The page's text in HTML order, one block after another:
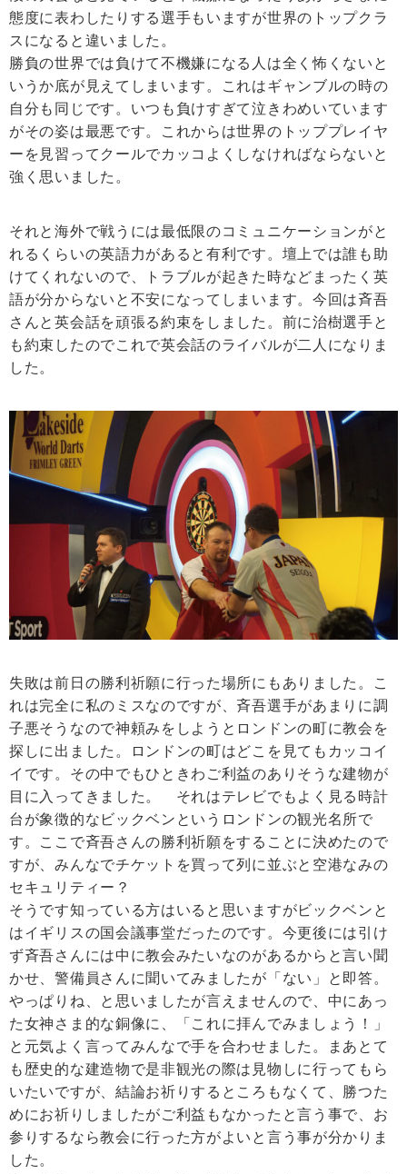
態度に表わしたりする選手もいますが世界のトップクラ
スになると違いました。
勝負の世界では負けて不機嫌になる人は全く怖くないと
いうか底が見えてしまいます。これはギャンブルの時の
自分も同じです。いつも負けすぎて泣きわめいています
がその姿は最悪です。これからは世界のトッププレイヤ
ーを見習ってクールでカッコよくしなければならないと
強く思いました。
それと海外で戦うには最低限のコミュニケーションがと
れるくらいの英語力があると有利です。壇上では誰も助
けてくれないので、トラブルが起きた時などまったく英
語が分からないと不安になってしまいます。今回は斉吾
さんと英会話を頑張る約束をしました。前に治樹選手と
も約束したのでこれで英会話のライバルが二人になりま
した。
失敗は前日の勝利祈願に行った場所にもありました。こ
れは完全に私のミスなのですが、斉吾選手があまりに調
子悪そうなので神頼みをしようとロンドンの町に教会を
探しに出ました。ロンドンの町はどこを見てもカッコイ
イです。その中でもひときわご利益のありそうな建物が
目に入ってきました。 それはテレビでもよく見る時計
台が象徴的なビックベンというロンドンの観光名所で
す。ここで斉吾さんの勝利祈願をすることに決めたので
すが、みんなでチケットを買って列に並ぶと空港なみの
セキュリティー？
そうです知っている方はいると思いますがビックベンと
はイギリスの国会議事堂だったのです。今更後には引け
ず斉吾さんには中に教会みたいなのがあるからと言い聞
かせ、警備員さんに聞いてみましたが「ない」と即答。
やっぱりね、と思いましたが言えませんので、中にあっ
た女神さま的な銅像に、「これに拝んでみましょう！」
と元気よく言ってみんなで手を合わせました。まあとて
も歴史的な建造物で是非観光の際は見物しに行ってもら
いたいですが、結論お祈りするところもなくて、勝つた
めにお祈りしましたがご利益もなかったと言う事で、お
参りするなら教会に行った方がよいと言う事が分かりま
した。